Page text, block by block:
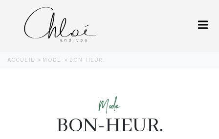
ACCUEIL MODE BON-HEUR.
Mode
BON-HEUR.